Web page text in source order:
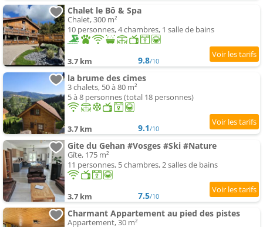
Chalet le Bô & Spa
Chalet, 300 m²
10 personnes, 4 chambres, 1 salle de bains
3.7 km 9.8/10
la brume des cimes
3 chalets, 50 à 80 m²
5 à 8 personnes (total 18 personnes)
3.7 km 9.1/10
Gite du Gehan #Vosges #Ski #Nature
Gîte, 175 m²
11 personnes, 5 chambres, 2 salles de bains
3.7 km 7.5/10
Charmant Appartement au pied des pistes
Appartement, 30 m²